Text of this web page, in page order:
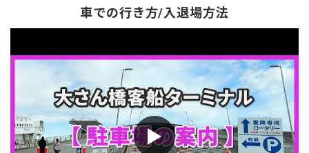
車での行き方/入退場方法